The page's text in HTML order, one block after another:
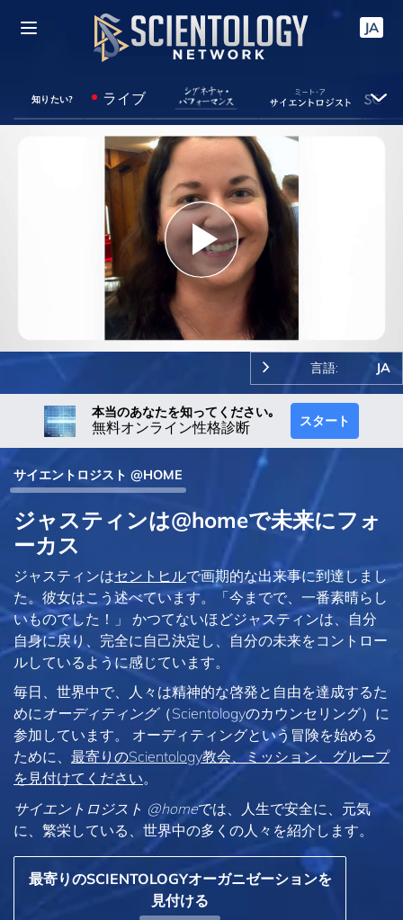
JA
知りたい? ライブ
Play
Video
言語: JA
本当のあなたを知ってください｡
無料オンライン性格診断 スタート
サイエントロジスト @HOME
ジャスティンは@homeで未来にフォ
ーカス
ジャスティンはセントヒルで画期的な出来事に到達しまし
た。彼女はこう述べています。「今までで、一番素晴らし
いものでした！」 かつてないほどジャスティンは、自分
自身に戻り、完全に自己決定し、自分の未来をコントロー
ルしているように感じています。
毎日、世界中で、人々は精神的な啓発と自由を達成するた
めにオーディティング（Scientologyのカウンセリング）に
参加しています。 オーディティングという冒険を始める
ために、 最寄りのScientology教会、ミッション、グループ
を見付けてください。
サイエントロジスト @homeでは、人生で安全に、元気
に、繁栄している、世界中の多くの人々を紹介します。
最寄りのSCIENTOLOGYオーガニゼーションを
見付ける